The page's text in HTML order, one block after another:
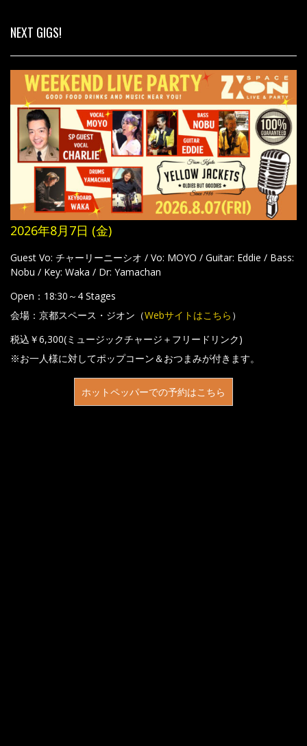
NEXT GIGS!
2026年8月7日 (金)
Guest Vo: チャーリーニーシオ / Vo: MOYO / Guitar: Eddie / Bass:
Nobu / Key: Waka / Dr: Yamachan
Open：18:30～4 Stages
会場：京都スペース・ジオン（Webサイトはこちら ）
税込￥6,300(ミュージックチャージ＋フリードリンク)
※お一人様に対してポップコーン＆おつまみが付きます。
ホットペッパーでの予約はこちら